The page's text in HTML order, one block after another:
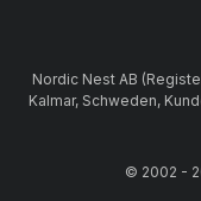
Nordic Nest AB
Kalmar, Schweden,
© 2002 -